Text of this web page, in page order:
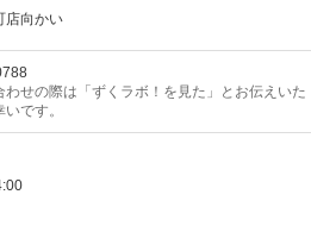
店向かい
せの際は「ずくラボ！を見た」とお伝えいた
です。